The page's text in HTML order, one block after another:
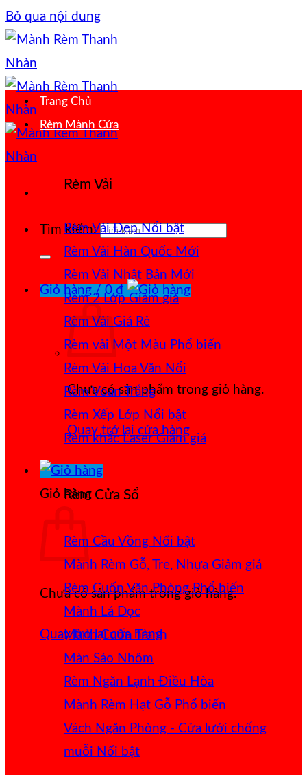
Bỏ qua nội dung
Tìm kiếm:
Giỏ hàng /0₫
Chưa có sản phẩm trong giỏ hàng.
Quay trở lại cửa hàng
Giỏ hàng
Chưa có sản phẩm trong giỏ hàng.
Quay trở lại cửa hàng
Trang Chủ
Rèm Mành Cửa
Rèm Vải
Rèm Vải Đẹp
Rèm Vải Hàn Quốc
Rèm Vải Nhật Bản
Rèm 2 Lớp
Rèm Vải Giá Rẻ
Rèm vải Một Màu
Rèm Vải Hoa Văn Nổi
Rèm Voan Trắng
Rèm Xếp Lớp
Rèm khắc Laser
Rèm Cửa Sổ
Rèm Cầu Vồng
Mành Rèm Gỗ, Tre, Nhựa
Rèm Cuốn Văn Phòng
Mành Lá Dọc
Mành Cuốn Tranh
Màn Sáo Nhôm
Rèm Ngăn Lạnh Điều Hòa
Mành Rèm Hạt Gỗ
Vách Ngăn Phòng - Cửa lưới chống
muỗi